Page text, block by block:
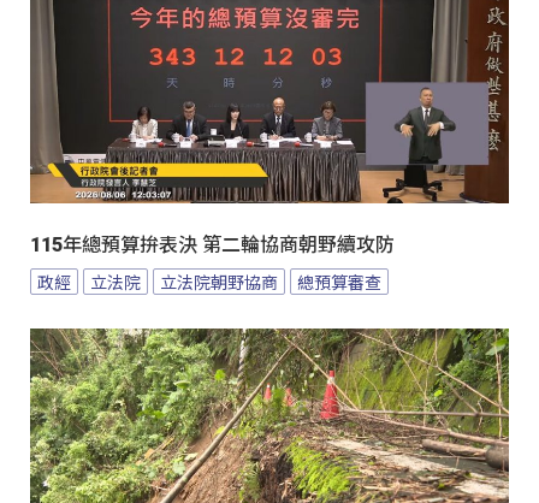
115年總預算拚表決 第二輪協商朝野續攻防
政經 立法院 立法院朝野協商 總預算審查